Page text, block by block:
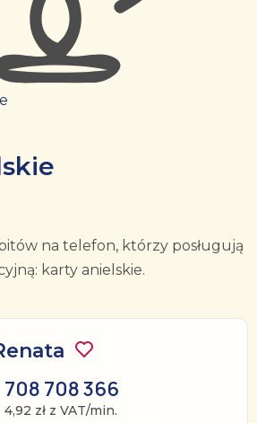
na telefon, którzy posługują
karty anielskie.
708 708 366
4,92 zł z VAT/min.